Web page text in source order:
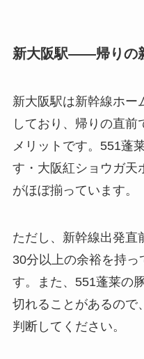
新大阪駅——帰りの
新大阪駅は新幹線ホー
しており、帰りの直
メリットです。551蓬
す・大阪紅ショウガ天
がほぼ揃っています。
ただし、新幹線出発直
30分以上の余裕を持
す。また、551蓬莱の
切れることがあるので
判断してください。